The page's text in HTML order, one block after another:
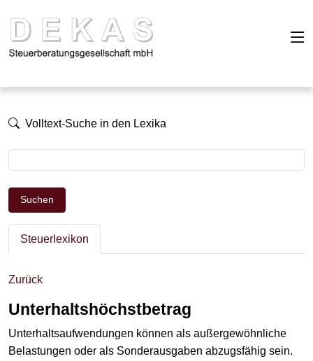
Volltext-Suche in den Lexika
Suchen
Steuerlexikon
Zurück
Unterhaltshöchstbetrag
Unterhaltsaufwendungen können als außergewöhnliche
Belastungen oder als Sonderausgaben abzugsfähig sein.